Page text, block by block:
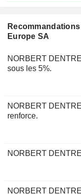
Europe SA
NORBERT
sous les 5%.
NORBERT
renforce.
NORBERT
NORBERT